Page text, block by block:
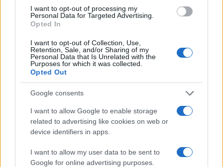
I want to opt-out of processing my
Personal Data for Targeted Advertising.
Opted In
I want to opt-out of Collection, Use,
Retention, Sale, and/or Sharing of my
Personal Data that Is Unrelated with the
Purposes for which it was collected.
Opted Out
Google consents
I want to allow Google to enable storage
related to advertising like cookies on web or
device identifiers in apps.
I want to allow my user data to be sent to
Google for online advertising purposes.
Feliratkozom a hírlevélre és elfogadom az
adatvédelmi
szabályzatot!
FELIRATKOZÁS
LEGFRISSEBB
Megérkezett az eső a Duna vízgyűjtőjére